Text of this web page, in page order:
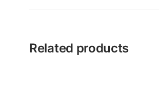
Related products